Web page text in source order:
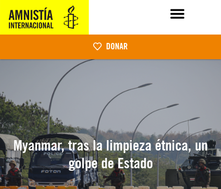
DONAR
Myanmar, tras la limpieza étnica, un
golpe de Estado